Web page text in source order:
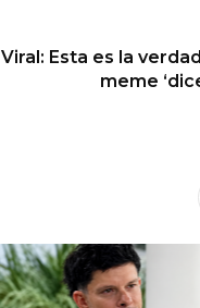
Viral: Esta es la
meme